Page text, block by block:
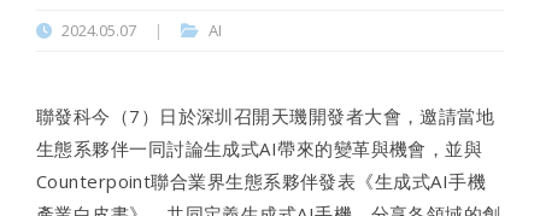
2024.05.07 | AI
聯發科今（7）日於深圳召開天璣開發者大會，邀請當地
生態系夥伴一同討論生成式AI帶來的變革與機會，並與
Counterpoint聯合業界生態系夥伴發表《生成式AI手機